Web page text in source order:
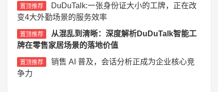
置顶推荐
DuDuTalk:一张身份证大小的工牌，正在改
变4大外勤场景的服务效率
置顶推荐
从混乱到清晰：深度解析DuDuTalk智能工
牌在零售家居场景的落地价值
置顶推荐
销售 AI 普及，会话分析正成为企业核心竞
争力